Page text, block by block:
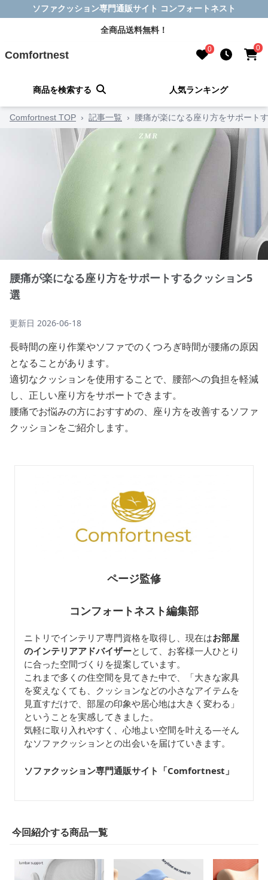
ソファクッション専門通販サイト コンフォートネスト
全商品送料無料！
Comfortnest 0 0
商品を検索する 人気ランキング
Comfortnest TOP › 記事一覧 › 腰痛が楽になる座り方をサポート
腰痛が楽になる座り方をサポートするクッション5
選
更新日 2026-06-18
長時間の座り作業やソファでのくつろぎ時間が腰痛の原因
となることがあります。
適切なクッションを使用することで、腰部への負担を軽減
し、正しい座り方をサポートできます。
腰痛でお悩みの方におすすめの、座り方を改善するソファ
クッションをご紹介します。
ページ監修
コンフォートネスト編集部
ニトリでインテリア専門資格を取得し、現在はお部屋
のインテリアアドバイザーとして、お客様一人ひとり
に合った空間づくりを提案しています。
これまで多くの住空間を見てきた中で、「大きな家具
を変えなくても、クッションなどの小さなアイテムを
見直すだけで、部屋の印象や居心地は大きく変わる」
ということを実感してきました。
気軽に取り入れやすく、心地よい空間を叶える—そん
なソファクッションとの出会いを届けていきます。
ソファクッション専門通販サイト「Comfortnest 」
今回紹介する商品一覧